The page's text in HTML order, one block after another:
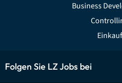
Business
Einkauf
Folgen Sie LZ Jobs bei